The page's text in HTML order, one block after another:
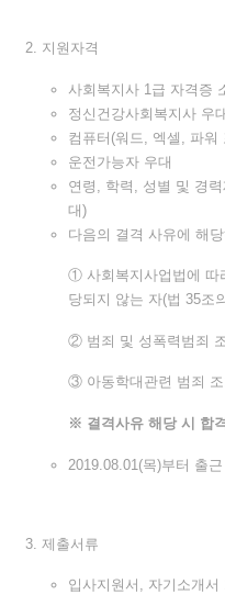
지원자격
사회복지사 1급 자격증
정신건강사회복지사 우
컴퓨터(워드, 엑셀, 파워
운전가능자 우대
연령, 학력, 성별 및 경
대)
다음의 결격 사유에 해
① 사회복지사업법에 따
당되지 않는 자(법 35조
② 범죄 및 성폭력범죄
③ 아동학대관련 범죄
※ 결격사유 해당 시 합
2019. 08.01 (목)부터 출
제출서류
입사지원서, 자기소개서